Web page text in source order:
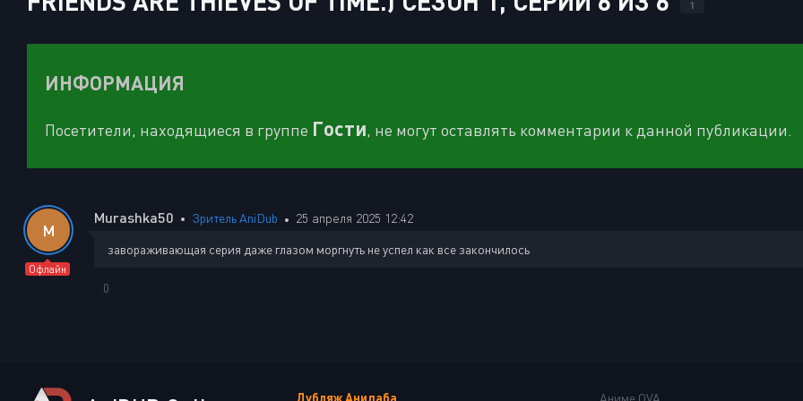
1
ИНФОРМАЦИЯ
Посетители, находящиеся в группе Гости, не могут оставлять комментарии к данной публикации.
M
Офлайн
Murashka50 Зритель AniDub 25 апреля 2025 12:42
завораживающая серия даже глазом моргнуть не успел как все закончилось
0
Дубляж Анидаба Аниме OVA